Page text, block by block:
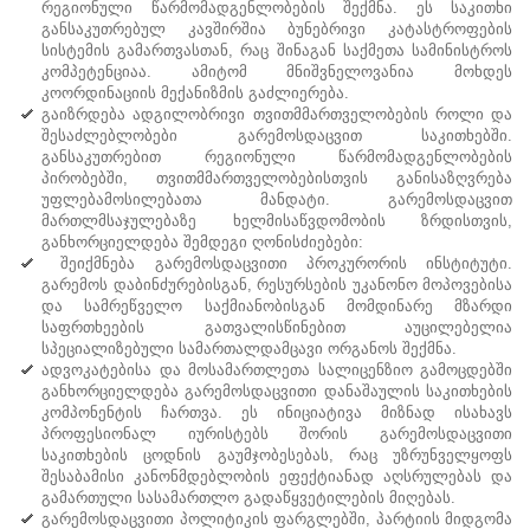
რეგიონული წარმომადგენლობების შექმნა. ეს საკითხი
განსაკუთრებულ კავშირშია ბუნებრივი კატასტროფების
სისტემის გამართვასთან, რაც შინაგან საქმეთა სამინისტროს
კომპეტენციაა. ამიტომ მნიშვნელოვანია მოხდეს
კოორდინაციის მექანიზმის გაძლიერება.
გაიზრდება ადგილობრივი თვითმმართველობების როლი და
შესაძლებლობები გარემოსდაცვით საკითხებში.
განსაკუთრებით რეგიონული წარმომადგენლობების
პირობებში, თვითმმართველობებისთვის განისაზღვრება
უფლებამოსილებათა მანდატი. გარემოსდაცვით
მართლმსაჯულებაზე ხელმისაწვდომობის ზრდისთვის,
განხორციელდება შემდეგი ღონისძიებები:
შეიქმნება გარემოსდაცვითი პროკურორის ინსტიტუტი.
გარემოს დაბინძურებისგან, რესურსების უკანონო მოპოვებისა
და სამრეწველო საქმიანობისგან მომდინარე მზარდი
საფრთხეების გათვალისწინებით აუცილებელია
სპეციალიზებული სამართალდამცავი ორგანოს შექმნა.
ადვოკატებისა და მოსამართლეთა სალიცენზიო გამოცდებში
განხორციელდება გარემოსდაცვითი დანაშაულის საკითხების
კომპონენტის ჩართვა. ეს ინიციატივა მიზნად ისახავს
პროფესიონალ იურისტებს შორის გარემოსდაცვითი
საკითხების ცოდნის გაუმჯობესებას, რაც უზრუნველყოფს
შესაბამისი კანონმდებლობის ეფექტიანად აღსრულებას და
გამართული სასამართლო გადაწყვეტილების მიღებას.
გარემოსდაცვითი პოლიტიკის ფარგლებში, პარტიის მიდგომა